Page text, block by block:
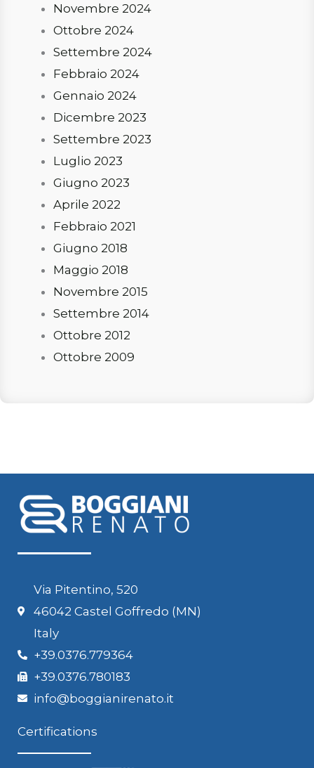
Novembre 2024
Ottobre 2024
Settembre 2024
Febbraio 2024
Gennaio 2024
Dicembre 2023
Settembre 2023
Luglio 2023
Giugno 2023
Aprile 2022
Febbraio 2021
Giugno 2018
Maggio 2018
Novembre 2015
Settembre 2014
Ottobre 2012
Ottobre 2009
Via Pitentino, 520
46042 Castel Goffredo (MN)
Italy
+39.0376.779364
+39.0376.780183
info@boggianirenato.it
Certifications